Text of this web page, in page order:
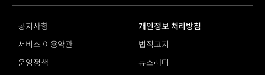
journal
tv
공지사항
개인정보 처리방침
서비스 이용약관
법적고지
운영정책
뉴스레터